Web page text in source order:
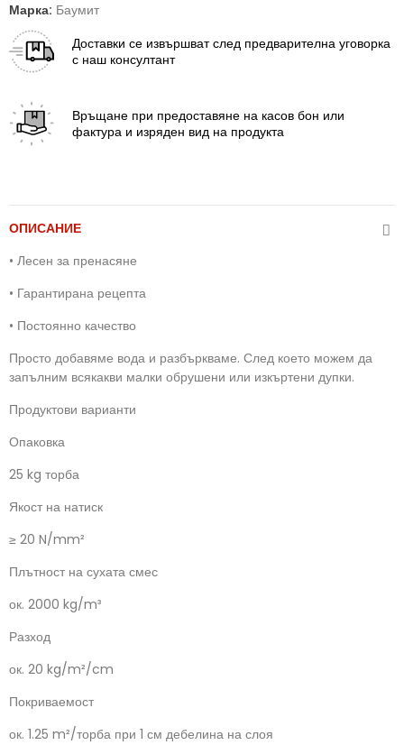
Марка: Баумит
Доставки се извършват след предварителна уговорка
с наш консултант
Връщане при предоставяне на касов бон или
фактура и изряден вид на продукта
ОПИСАНИЕ
• Лесен за пренасяне
• Гарантирана рецепта
• Постоянно качество
Просто добавяме вода и разбъркваме. След което можем да
запълним всякакви малки обрушени или изкъртени дупки.
Продуктови варианти
Опаковка
25 kg торба
Якост на натиск
≥ 20 N/mm²
Плътност на сухата смес
ок. 2000 kg/m³
Разход
ок. 20 kg/m²/cm
Покриваемост
ок. 1.25 m²/торба при 1 см дебелина на слоя